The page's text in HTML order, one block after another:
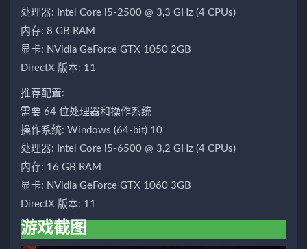
处理器: Intel Core i5-2500 @ 3,3 GHz (4 CPUs)
内存: 8 GB RAM
显卡: NVidia GeForce GTX 1050 2GB
DirectX 版本: 11
推荐配置:
需要 64 位处理器和操作系统
操作系统: Windows (64-bit) 10
处理器: Intel Core i5-6500 @ 3,2 GHz (4 CPUs)
内存: 16 GB RAM
显卡: NVidia GeForce GTX 1060 3GB
DirectX 版本: 11
游戏截图